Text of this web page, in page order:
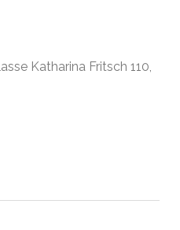
Katharina Fritsch 110,